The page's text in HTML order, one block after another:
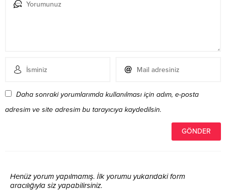
Daha sonraki yorumlarımda kullanılması için adım, e-posta
adresim ve site adresim bu tarayıcıya kaydedilsin.
Henüz yorum yapılmamış. İlk yorumu yukarıdaki form
aracılığıyla siz yapabilirsiniz.